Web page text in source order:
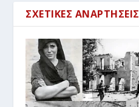
ΣΧΕΤΙΚΈΣ ΑΝΑΡΤΉΣΕΙΣ